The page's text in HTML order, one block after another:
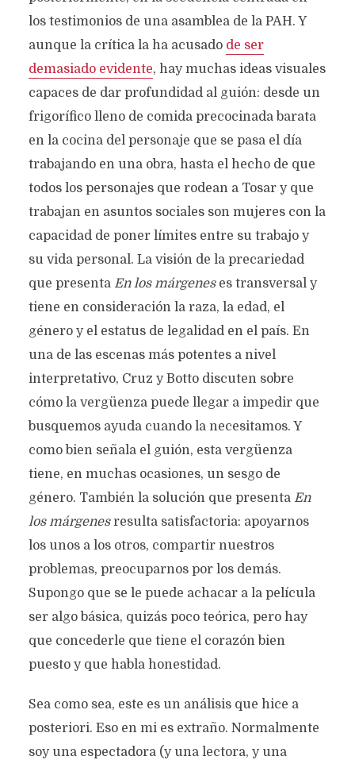
los testimonios de una asamblea de la PAH. Y
aunque la crítica la ha acusado de ser
demasiado evidente, hay muchas ideas visuales
capaces de dar profundidad al guión: desde un
frigorífico lleno de comida precocinada barata
en la cocina del personaje que se pasa el día
trabajando en una obra, hasta el hecho de que
todos los personajes que rodean a Tosar y que
trabajan en asuntos sociales son mujeres con la
capacidad de poner límites entre su trabajo y
su vida personal. La visión de la precariedad
que presenta En los márgenes es transversal y
tiene en consideración la raza, la edad, el
género y el estatus de legalidad en el país. En
una de las escenas más potentes a nivel
interpretativo, Cruz y Botto discuten sobre
cómo la vergüenza puede llegar a impedir que
busquemos ayuda cuando la necesitamos. Y
como bien señala el guión, esta vergüenza
tiene, en muchas ocasiones, un sesgo de
género. También la solución que presenta En
los márgenesresulta satisfactoria: apoyarnos
los unos a los otros, compartir nuestros
problemas, preocuparnos por los demás.
Supongo que se le puede achacar a la película
ser algo básica, quizás poco teórica, pero hay
que concederle que tiene el corazón bien
puesto y que habla honestidad.
Sea como sea, este es un análisis que hice a
posteriori. Eso en mi es extraño. Normalmente
soy una espectadora (y una lectora, y una